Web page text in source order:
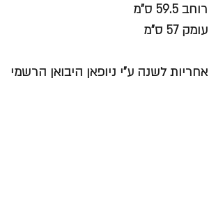
רוחב 59.5 ס"מ
עומק 57 ס"מ
אחריות לשנה ע"י ניופאן היבואן הרשמי